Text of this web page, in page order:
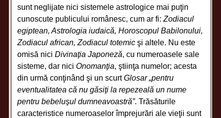
sunt neglijate nici sistemele astrologice mai puţin
cunoscute publicului românesc, cum ar fi:Zodiacul
egiptean, Astrologia iudaică, Horoscopul Babilonului,
Zodiacul african, Zodiacul totemic şi altele. Nu este
omisă niciDivinaţia Japoneză, cu numeroasele sale
sisteme, dar niciOnomanţia, ştiinţa numelor; acesta
din urmă conţinând şi un scurtGlosar „pentru
eventualitatea că nu găsiţi la repezeală un nume
pentru bebeluşul dumneavoastră”. Trăsăturile
caracteristice numeroaselor împrejurări ale vieţii sunt